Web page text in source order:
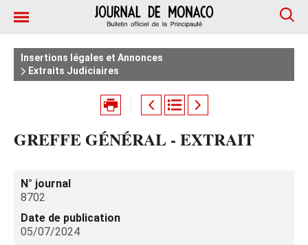
Insertions légales et Annonces
Extraits Judiciaires
GREFFE GÉNÉRAL - EXTRAIT
N° journal
8702
Date de publication
05/07/2024